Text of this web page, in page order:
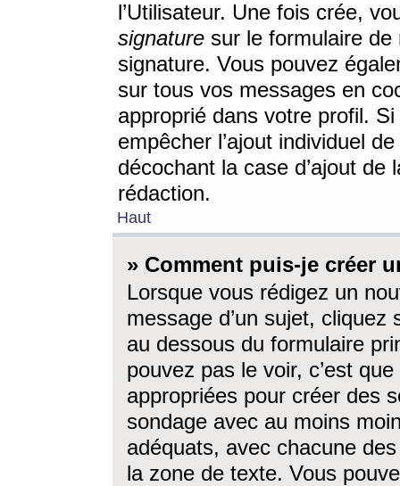
l’Utilisateur. Une fois crée,
signature sur le formulaire de
signature. Vous pouvez
sur tous vos messages en
approprié dans votre profil.
empêcher l’ajout individuel
décochant la case d’ajout
rédaction.
Haut
» Comment puis-je créer
Lorsque vous rédigez un
message d’un sujet, cliquez
au dessous du formulaire
pouvez pas le voir, c’est
appropriées pour créer des
sondage avec au moins
adéquats, avec chacune
la zone de texte. Vous